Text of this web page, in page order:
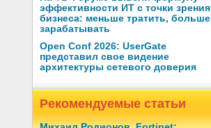
эффективности ИТ с точки зрения
бизнеса: меньше тратить, больше
зарабатывать
Open Conf 2026: UserGate
представил свое видение
архитектуры сетевого доверия
Рекомендуемые статьи